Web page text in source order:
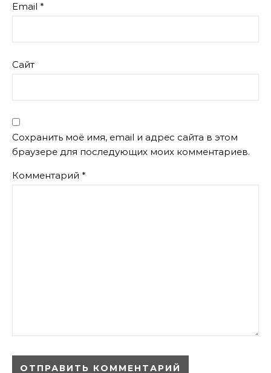
Email *
Сайт
Сохранить моё имя, email и адрес сайта в этом
браузере для последующих моих комментариев.
Комментарий *